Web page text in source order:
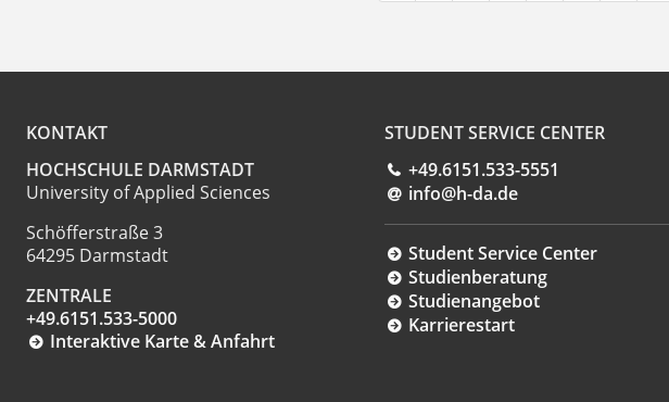
KONTAKT
HOCHSCHULE DARMSTADT
University of Applied Sciences
Schöfferstraße 3
64295 Darmstadt
ZENTRALE
+49.6151.533-5000
Interaktive Karte & Anfahrt
STUDENT SERVICE CENTER
+49.6151.533-5551
info@h-da.de
Student Service Center
Studienberatung
Studienangebot
Karrierestart